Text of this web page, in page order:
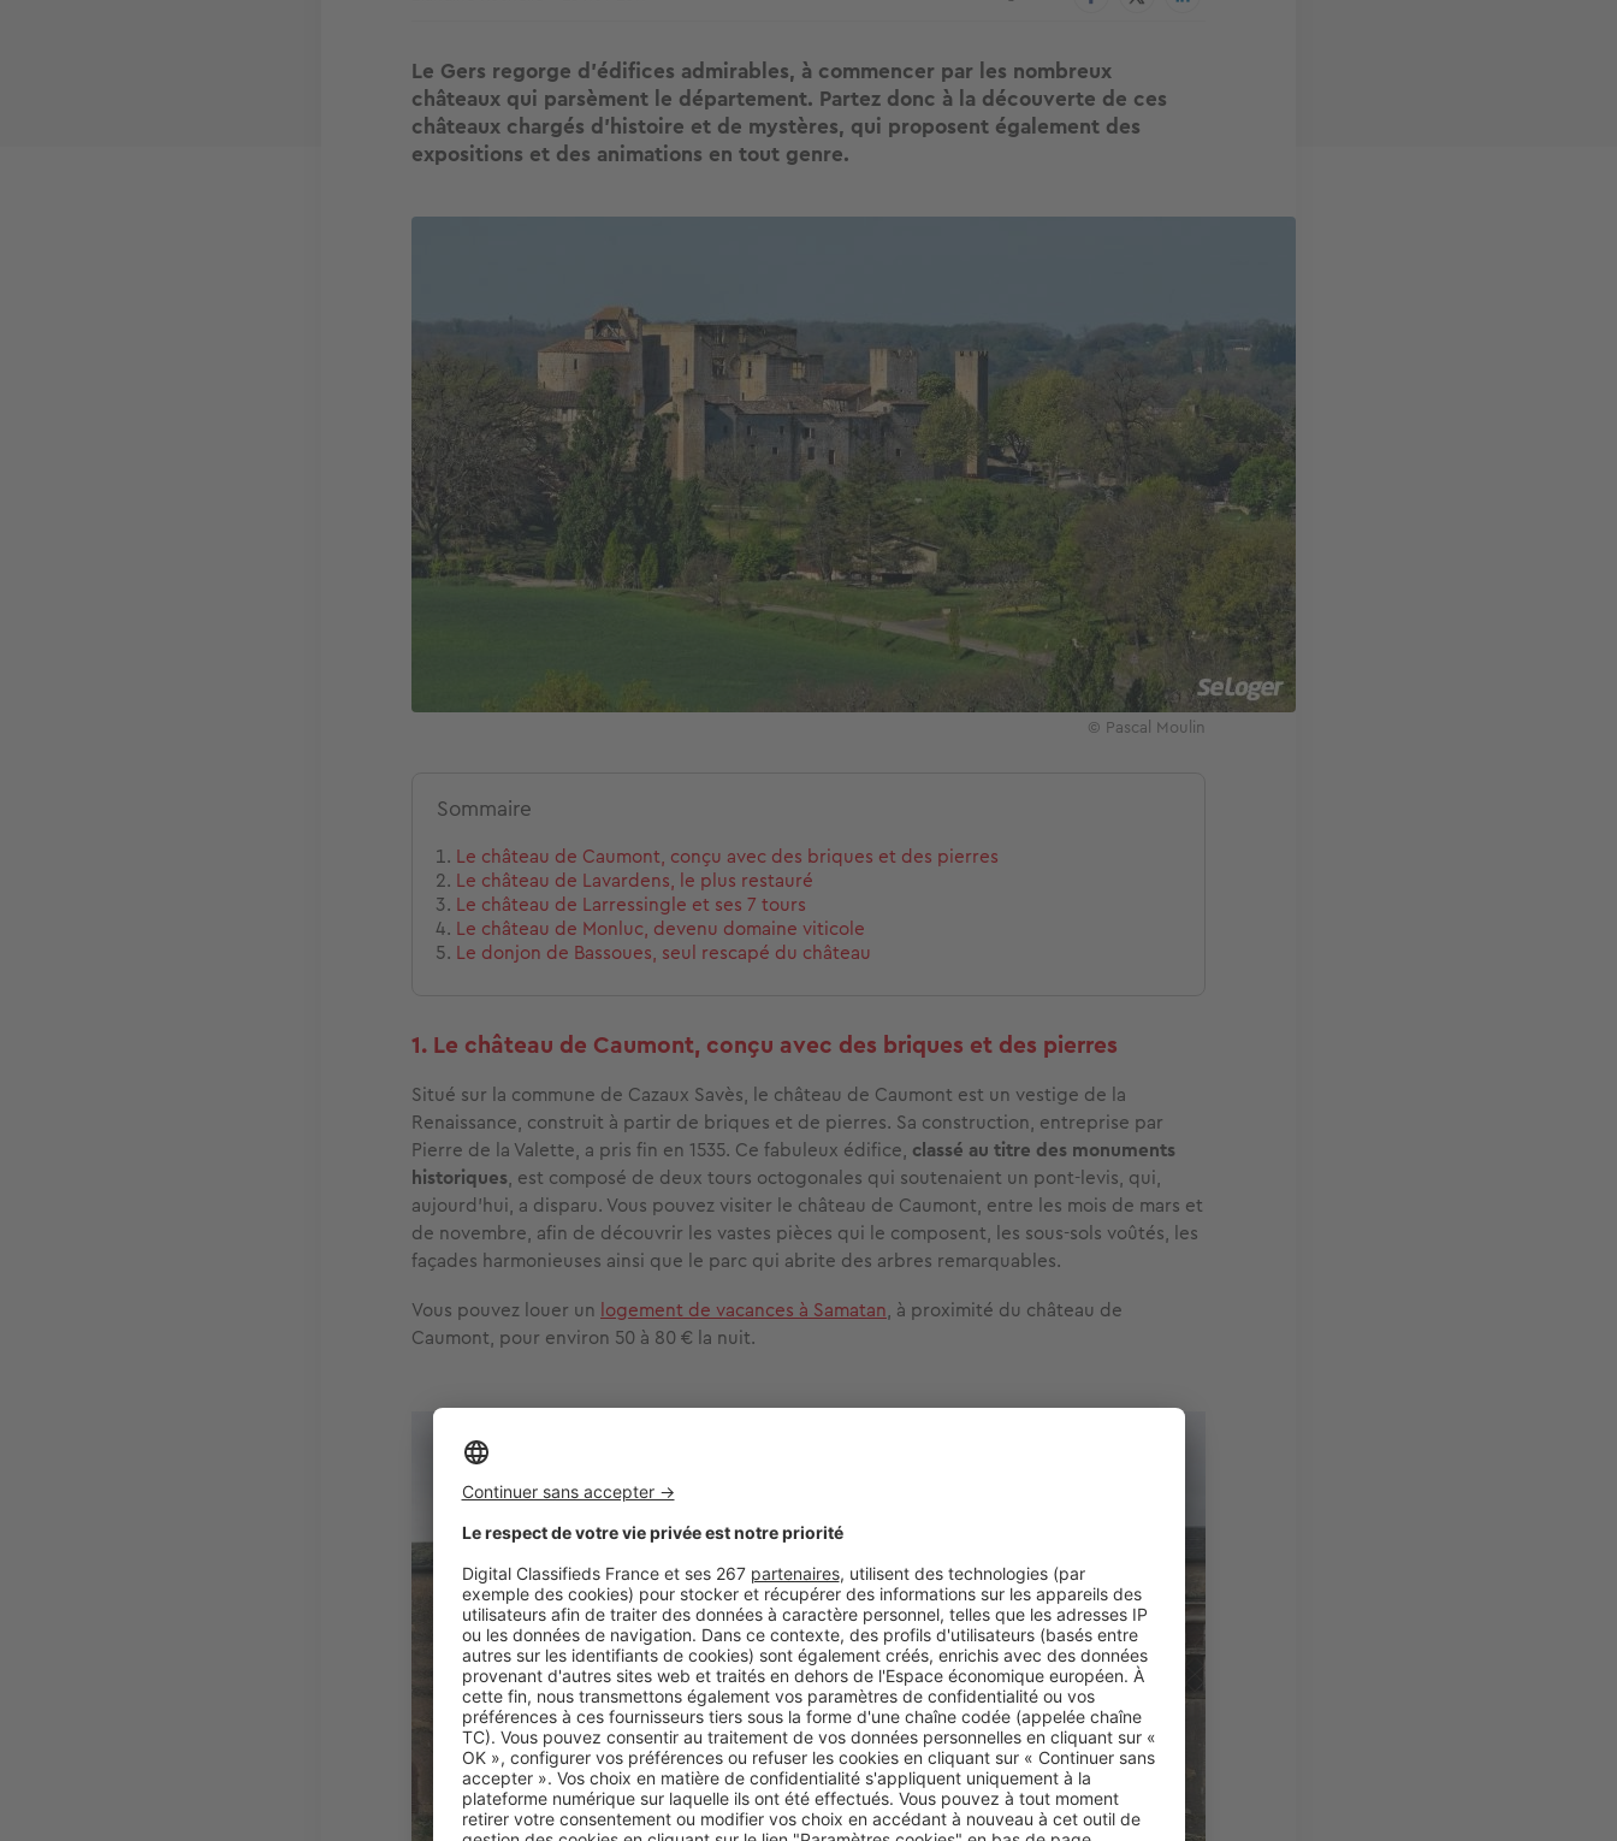
Le Gers regorge d’édifices admirables, à commencer par les nombreux
châteaux qui parsèment le département. Partez donc à la découverte de ces
châteaux chargés d’histoire et de mystères, qui proposent également des
expositions et des animations en tout genre.
Image
© Pascal Moulin
Sommaire
Le château de Caumont, conçu avec des briques et des pierres
Le château de Lavardens, le plus restauré
Le château de Larressingle et ses 7 tours
Le château de Monluc, devenu domaine viticole
Le donjon de Bassoues, seul rescapé du château
1. Le château de Caumont, conçu avec des briques et des pierres
Situé sur la commune de Cazaux Savès, le château de Caumont est un vestige de la
Renaissance, construit à partir de briques et de pierres. Sa construction, entreprise par
Pierre de la Valette, a pris fin en 1535. Ce fabuleux édifice, classé au titre des monuments
historiques, est composé de deux tours octogonales qui soutenaient un pont-levis, qui,
aujourd'hui, a disparu. Vous pouvez visiter le château de Caumont, entre les mois de mars et
de novembre, afin de découvrir les vastes pièces qui le composent, les sous-sols voûtés, les
façades harmonieuses ainsi que le parc qui abrite des arbres remarquables.
Vous pouvez louer un logement de vacances à Samatan, à proximité du château de
Caumont, pour environ 50 à 80 € la nuit.